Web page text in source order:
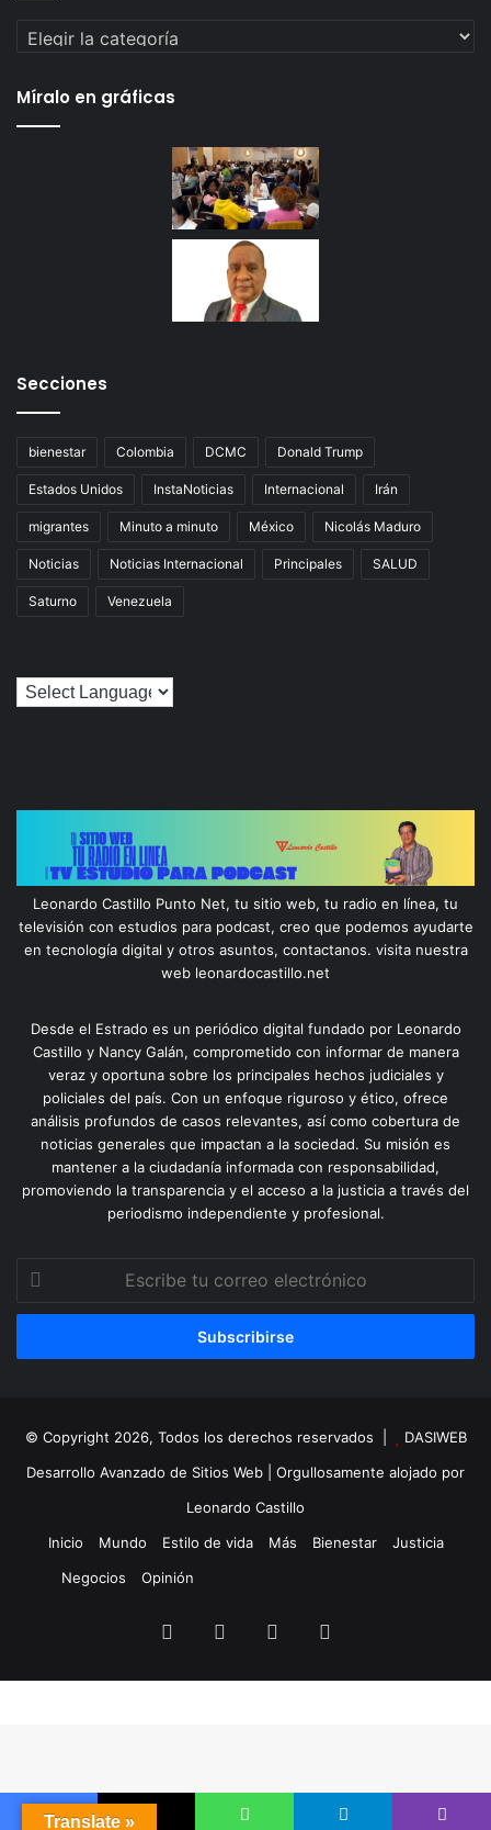
Categorías
Míralo en gráficas
Secciones
bienestar Colombia DCMC Donald Trump
Estados Unidos InstaNoticias Internacional Irán
migrantes Minuto a minuto México Nicolás Maduro
Noticias Noticias Internacional Principales SALUD
Saturno Venezuela
Leonardo Castillo Punto Net, tu sitio web, tu radio en línea, tu
televisión con estudios para podcast, creo que podemos ayudarte
en tecnología digital y otros asuntos, contactanos. visita nuestra
web leonardocastillo.net
Desde el Estrado es un periódico digital fundado por Leonardo
Castillo y Nancy Galán, comprometido con informar de manera
veraz y oportuna sobre los principales hechos judiciales y
policiales del país. Con un enfoque riguroso y ético, ofrece
análisis profundos de casos relevantes, así como cobertura de
noticias generales que impactan a la sociedad. Su misión es
mantener a la ciudadanía informada con responsabilidad,
promoviendo la transparencia y el acceso a la justicia a través del
periodismo independiente y profesional.
correo
© Copyright 2026, Todos los derechos reservados |
DASIWEB
Desarrollo Avanzado de Sitios Web | Orgullosamente alojado por
Leonardo Castillo
Inicio
Mundo Estilo de vida Más Bienestar
Justicia
Negocios
Opinión
Facebook YouTube
Translate »